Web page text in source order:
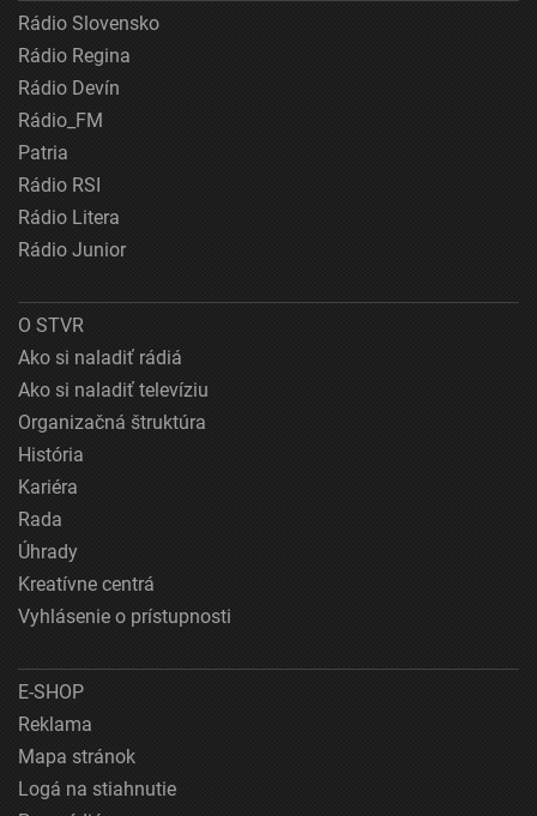
Rádio Slovensko
Rádio Regina
Rádio Devín
Rádio_FM
Patria
Rádio RSI
Rádio Litera
Rádio Junior
O STVR
Ako si naladiť rádiá
Ako si naladiť televíziu
Organizačná štruktúra
História
Kariéra
Rada
Úhrady
Kreatívne centrá
Vyhlásenie o prístupnosti
E-SHOP
Reklama
Mapa stránok
Logá na stiahnutie